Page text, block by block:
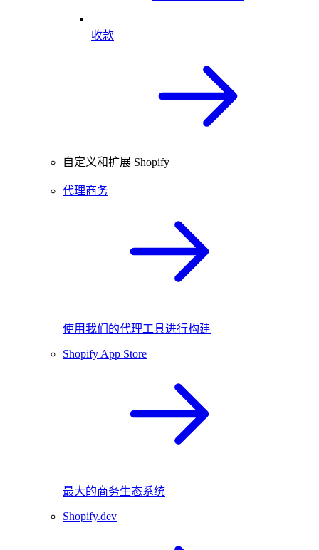
收款
自定义和扩展 Shopify
代理商务
使用我们的代理工具进行构建
Shopify App Store
最大的商务生态系统
Shopify.dev